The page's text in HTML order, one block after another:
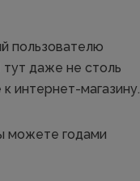
пользователю
тут даже не столь
интернет-магазину.
можете годами